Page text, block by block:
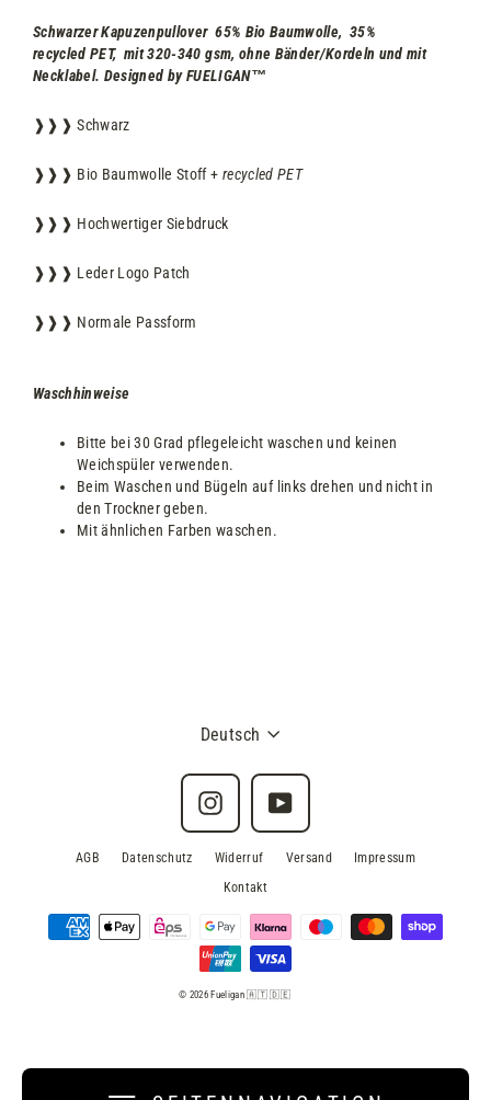
Schwarzer Kapuzenpullover 65% Bio Baumwolle, 35%
recycled PET, mit 320-340 gsm, ohne Bänder/Kordeln und mit
Necklabel. Designed by FUELIGAN™
❱❱❱ Schwarz
❱❱❱ Bio Baumwolle Stoff + recycled PET
❱❱❱ Hochwertiger Siebdruck
❱❱❱ Leder Logo Patch
❱❱❱ Normale Passform
Waschhinweise
Bitte bei 30 Grad pflegeleicht waschen und keinen
Weichspüler verwenden.
Beim Waschen und Bügeln auf links drehen und nicht in
den Trockner geben.
Mit ähnlichen Farben waschen.
Deutsch
Instagram YouTube
AGB Datenschutz Widerruf Versand
Impressum
Kontakt
© 2026 Fueligan 🇦🇹 🇩🇪